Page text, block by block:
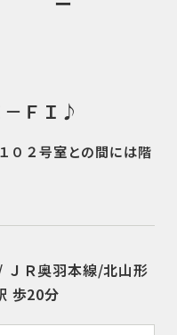
ＦＩ♪
０２号室との間には階
ＪＲ奥羽本線/北山形
歩20分